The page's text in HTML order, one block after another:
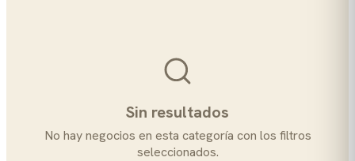
Sin resultados
No hay negocios en esta categoría con los filtros
seleccionados.